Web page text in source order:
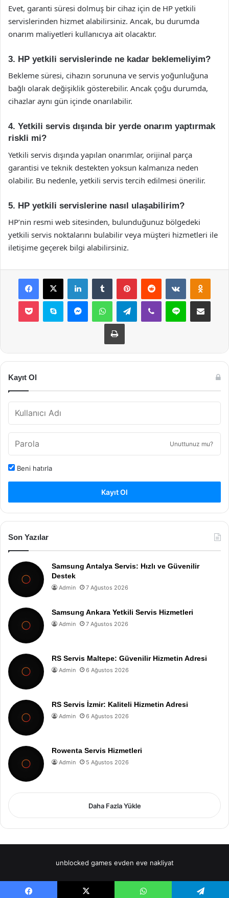
Evet, garanti süresi dolmuş bir cihaz için de HP yetkili
servislerinden hizmet alabilirsiniz. Ancak, bu durumda
onarım maliyetleri kullanıcıya ait olacaktır.
3. HP yetkili servislerinde ne kadar beklemeliyim?
Bekleme süresi, cihazın sorununa ve servis yoğunluğuna
bağlı olarak değişiklik gösterebilir. Ancak çoğu durumda,
cihazlar aynı gün içinde onarılabilir.
4. Yetkili servis dışında bir yerde onarım yaptırmak
riskli mi?
Yetkili servis dışında yapılan onarımlar, orijinal parça
garantisi ve teknik destekten yoksun kalmanıza neden
olabilir. Bu nedenle, yetkili servis tercih edilmesi önerilir.
5. HP yetkili servislerine nasıl ulaşabilirim?
HP’nin resmi web sitesinden, bulunduğunuz bölgedeki
yetkili servis noktalarını bulabilir veya müşteri hizmetleri ile
iletişime geçerek bilgi alabilirsiniz.
Facebook
X LinkedInTumblr PinterestReddit VKontakte
Pocket Skype MessengerWhatsAppTelegramViber Line E-Posta ile
Yazdır
Kayıt Ol
Unuttunuz mu?
Beni hatırla
Kayıt Ol
Son Yazılar
Samsung Antalya Servis: Hızlı ve Güvenilir
Destek
Admin 7 Ağustos 2026
Samsung Ankara Yetkili Servis Hizmetleri
Admin 7 Ağustos 2026
RS Servis Maltepe: Güvenilir Hizmetin Adresi
Admin 6 Ağustos 2026
RS Servis İzmir: Kaliteli Hizmetin Adresi
Admin 6 Ağustos 2026
Rowenta Servis Hizmetleri
Admin 5 Ağustos 2026
Daha Fazla Yükle
unblocked games evden eve nakliyat